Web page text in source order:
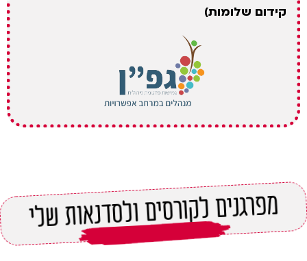
קידום שלומות)
מפרגנים לקורסים ולסדנאות שלי